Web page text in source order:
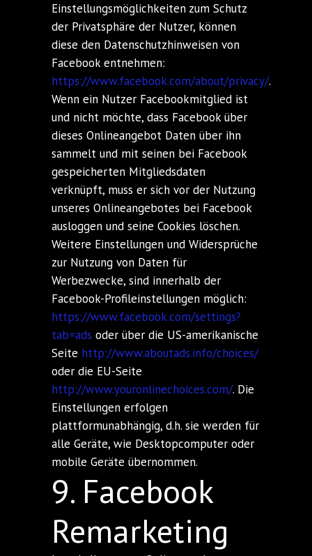
Einstellungsmöglichkeiten zum Schutz
der Privatsphäre der Nutzer, können
diese den Datenschutzhinweisen von
Facebook entnehmen:
https://www.facebook.com/about/privacy/.
Wenn ein Nutzer Facebookmitglied ist
und nicht möchte, dass Facebook über
dieses Onlineangebot Daten über ihn
sammelt und mit seinen bei Facebook
gespeicherten Mitgliedsdaten
verknüpft, muss er sich vor der Nutzung
unseres Onlineangebotes bei Facebook
ausloggen und seine Cookies löschen.
Weitere Einstellungen und Widersprüche
zur Nutzung von Daten für
Werbezwecke, sind innerhalb der
Facebook-Profileinstellungen möglich:
https://www.facebook.com/settings?
tab=ads oder über die US-amerikanische
Seite http://www.aboutads.info/choices/
oder die EU-Seite
http://www.youronlinechoices.com/. Die
Einstellungen erfolgen
plattformunabhängig, d.h. sie werden für
alle Geräte, wie Desktopcomputer oder
mobile Geräte übernommen.
9. Facebook
Remarketing